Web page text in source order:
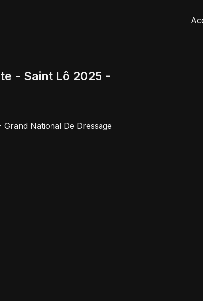
- Saint Lô 2025 -
National De Dressage